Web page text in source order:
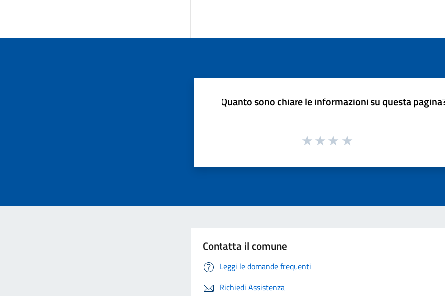
Quanto sono chiare le informazioni su questa
Contatta il comune
Leggi le domande frequenti
Richiedi Assistenza